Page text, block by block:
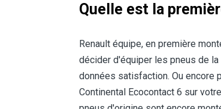
Quelle est la
Renault équipe, en première
décider d'équiper les pneus de
données satisfaction. Ou encore
Continental Ecocontact 6 sur